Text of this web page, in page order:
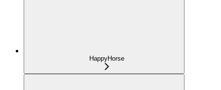
HappyHorse